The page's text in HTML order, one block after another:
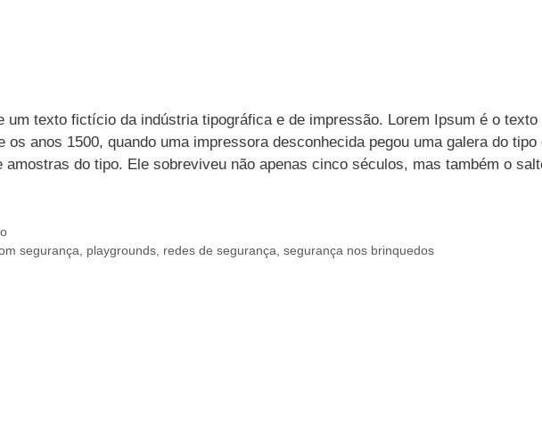
um texto fictício da indústria tipográfica e de impressão. Lorem Ipsum é o texto
anos 1500, quando uma impressora desconhecida pegou uma galera do tipo
amostras do tipo. Ele sobreviveu não apenas cinco séculos, mas também o
segurança, playgrounds, redes de segurança, segurança nos brinquedos